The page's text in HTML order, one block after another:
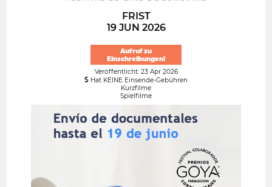
FRIST
19 JUN 2026
Aufruf zu
Einschreibungen!
Veröffentlicht: 23 Apr 2026
Hat KEINE Einsende-Gebühren
Kurzfilme
Spielfilme